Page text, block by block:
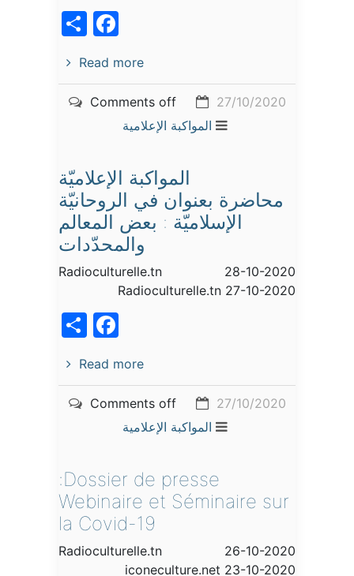
Read more
27/10/2020
Comments off
المواكبة الإعلامية
المواكبة الإعلاميّة
محاضرة بعنوان في الروحانيّة
الإسلاميّة : بعض المعالم
والمحدّدات
Radioculturelle.tn 28-10-2020
Radioculturelle.tn 27-10-2020
Read more
27/10/2020
Comments off
المواكبة الإعلامية
Dossier de presse:
Webinaire et Séminaire sur
la Covid-19
Radioculturelle.tn 26-10-2020
iconeculture.net 23-10-2020